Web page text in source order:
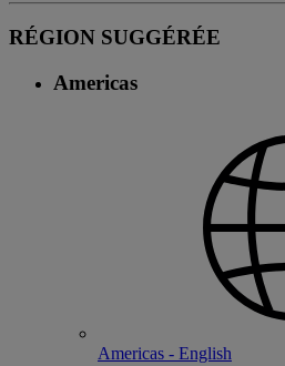
RÉGION SUGGÉRÉE
Americas
Americas - English